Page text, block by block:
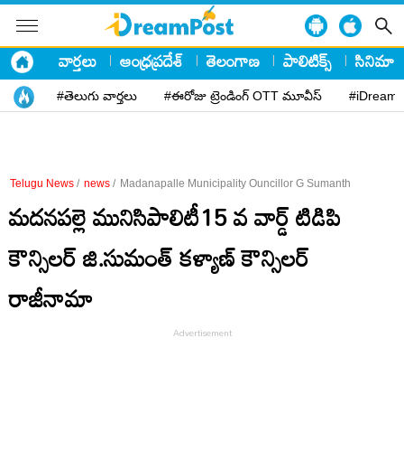
వార్తలు ఆంధ్రప్రదేశ్ తెలంగాణ పాలిటిక్స్ సినిమా
#తెలుగు వార్తలు #ఈరోజు ట్రెండింగ్ OTT మూవీస్
Telugu News / news / Madanapalle Municipality Ouncillor G Sumanth
మదనపల్లె మునిసిపాలిటీ15 వ వార్డ్ టిడిపి
కౌన్సిలర్ జి‌.సుమంత్ కళ్యాణ్ కౌన్సిలర్‌
రాజీనామా